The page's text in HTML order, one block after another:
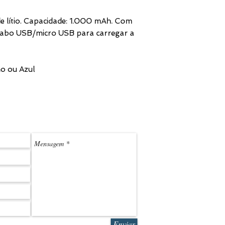
lítio. Capacidade: 1.000 mAh. Com
USB/micro USB para carregar a
ou Azul